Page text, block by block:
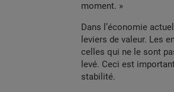
moment. »
Dans l’économie
leviers de valeur. Les
celles qui ne le sont
levé. Ceci est
stabilité.